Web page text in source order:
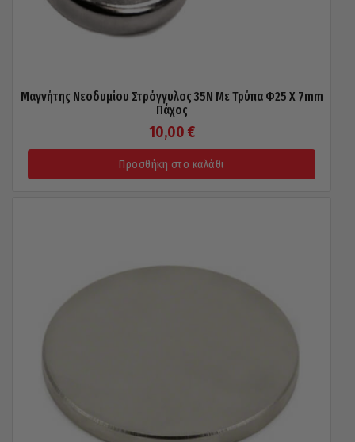
Μαγνήτης Νεοδυμίου Στρόγγυλος 35N Με Τρύπα Φ25 X 7mm
Πάχος
10,00 €
Προσθήκη στο καλάθι